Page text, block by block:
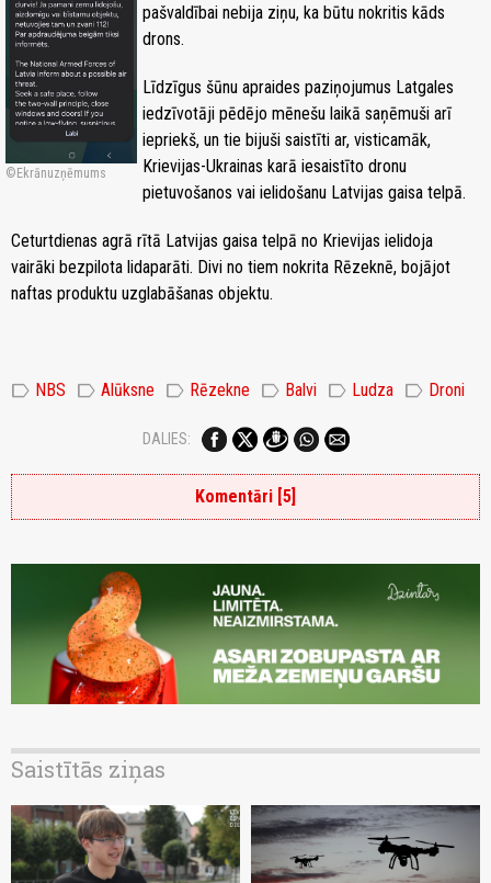
Ekrānuzņēmums
pašvaldībai nebija ziņu, ka būtu nokritis kāds
drons.
Līdzīgus šūnu apraides paziņojumus Latgales
iedzīvotāji pēdējo mēnešu laikā saņēmuši arī
iepriekš, un tie bijuši saistīti ar, visticamāk,
Krievijas-Ukrainas karā iesaistīto dronu
pietuvošanos vai ielidošanu Latvijas gaisa telpā.
Ceturtdienas agrā rītā Latvijas gaisa telpā no Krievijas ielidoja
vairāki bezpilota lidaparāti. Divi no tiem nokrita Rēzeknē, bojājot
naftas produktu uzglabāšanas objektu.
label NBS label Alūksne label Rēzekne label Balvi label Ludza label Droni
DALIES:
Komentāri [5]
Saistītās ziņas